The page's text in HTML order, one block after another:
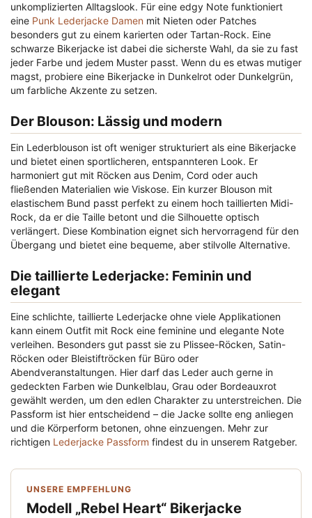
unkomplizierten Alltagslook. Für eine edgy Note funktioniert
eine Punk Lederjacke Damen mit Nieten oder Patches
besonders gut zu einem karierten oder Tartan-Rock. Eine
schwarze Bikerjacke ist dabei die sicherste Wahl, da sie zu fast
jeder Farbe und jedem Muster passt. Wenn du es etwas mutiger
magst, probiere eine Bikerjacke in Dunkelrot oder Dunkelgrün,
um farbliche Akzente zu setzen.
Der Blouson: Lässig und modern
Ein Lederblouson ist oft weniger strukturiert als eine Bikerjacke
und bietet einen sportlicheren, entspannteren Look. Er
harmoniert gut mit Röcken aus Denim, Cord oder auch
fließenden Materialien wie Viskose. Ein kurzer Blouson mit
elastischem Bund passt perfekt zu einem hoch taillierten Midi-
Rock, da er die Taille betont und die Silhouette optisch
verlängert. Diese Kombination eignet sich hervorragend für den
Übergang und bietet eine bequeme, aber stilvolle Alternative.
Die taillierte Lederjacke: Feminin und
elegant
Eine schlichte, taillierte Lederjacke ohne viele Applikationen
kann einem Outfit mit Rock eine feminine und elegante Note
verleihen. Besonders gut passt sie zu Plissee-Röcken, Satin-
Röcken oder Bleistiftröcken für Büro oder
Abendveranstaltungen. Hier darf das Leder auch gerne in
gedeckten Farben wie Dunkelblau, Grau oder Bordeauxrot
gewählt werden, um den edlen Charakter zu unterstreichen. Die
Passform ist hier entscheidend – die Jacke sollte eng anliegen
und die Körperform betonen, ohne einzuengen. Mehr zur
richtigen Lederjacke Passform findest du in unserem Ratgeber.
UNSERE EMPFEHLUNG
Modell „Rebel Heart“ Bikerjacke